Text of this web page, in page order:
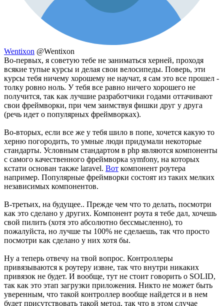
Wentixon @Wentixon
Во-первых, я советую тебе не заниматься херней, проходя
всякие тупые курсы и делая свои велосипеды. Поверь, эти
курсы тебя ничему хорошему не научат, я сам это все прошел -
толку ровно ноль. У тебя все равно ничего хорошего не
получится, так как лучшие разработчики годами оттачивают
свои фреймворки, при чем заимствуя фишки друг у друга
(речь идет о популярных фреймворках).
Во-вторых, если все же у тебя шило в попе, хочется какую то
херню погородить, то умные люди придумали некоторые
стандарты. Условным стандартом в php являются компоненты
с самого качественного фреймворка symfony, на которых
кстати основан также laravel. Вот компонент роутера
например. Популярные фреймворки состоят из таких мелких
независимых компонентов.
В-третьих, на будущее.. Прежде чем что то делать, посмотри
как это сделано у других. Компонент роута я тебе дал, хочешь
свой пилить (хотя это абсолютно бессмысленно), то
пожалуйста, но лучше ты 100% не сделаешь, так что просто
посмотри как сделано у них хотя бы.
Ну а теперь отвечу на твой вопрос. Контроллеры
привязываются к роутеру извне, так что внутри никаких
привязок не будет. И вообще, тут не стоит говорить о SOLID,
так как это этап загрузки приложения. Никто не может быть
уверенным, что такой контроллер вообще найдется и в нем
будет присутствовать такой метод, так что в этом случае